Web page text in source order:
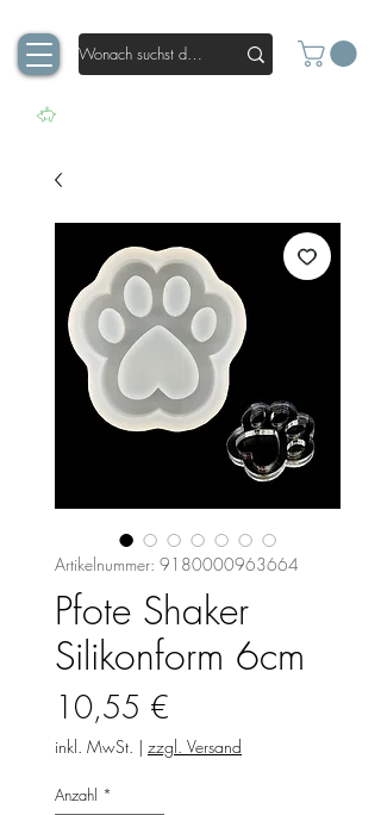
Artikelnummer: 9180000963664
Pfote Shaker
Silikonform 6cm
10,55 €
inkl. MwSt. | zzgl. Versand
Anzahl *